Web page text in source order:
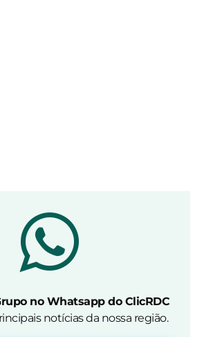
no Whatsapp do ClicRDC
notícias da nossa região.